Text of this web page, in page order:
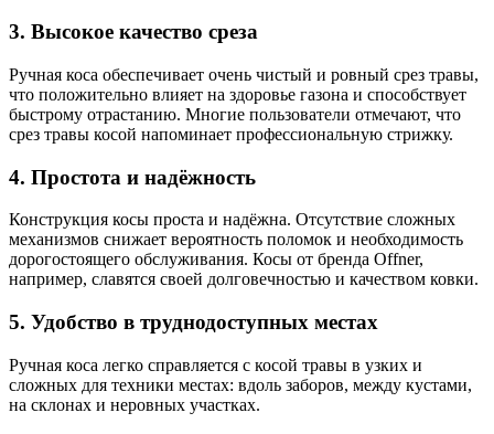
3. Высокое качество среза
Ручная коса обеспечивает очень чистый и ровный срез травы,
что положительно влияет на здоровье газона и способствует
быстрому отрастанию. Многие пользователи отмечают, что
срез травы косой напоминает профессиональную стрижку.
4. Простота и надёжность
Конструкция косы проста и надёжна. Отсутствие сложных
механизмов снижает вероятность поломок и необходимость
дорогостоящего обслуживания. Косы от бренда Offner,
например, славятся своей долговечностью и качеством ковки.
5. Удобство в труднодоступных местах
Ручная коса легко справляется с косой травы в узких и
сложных для техники местах: вдоль заборов, между кустами,
на склонах и неровных участках.